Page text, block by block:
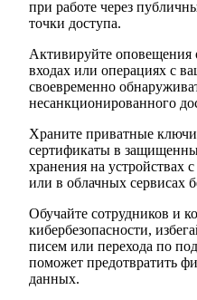
при работе через
точки доступа.
Активируйте
входах или операциях с
своевременно
несанкционированного
Храните приватные
сертификаты в
хранения на устройствах
или в облачных сервисах
Обучайте сотрудников и
кибербезопасности,
писем или перехода по
поможет предотвратить
данных.